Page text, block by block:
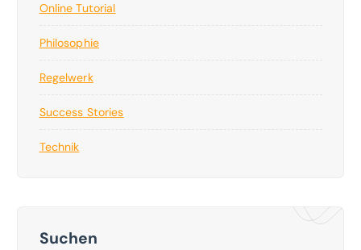
Online Tutorial
Philosophie
Regelwerk
Success Stories
Technik
Suchen